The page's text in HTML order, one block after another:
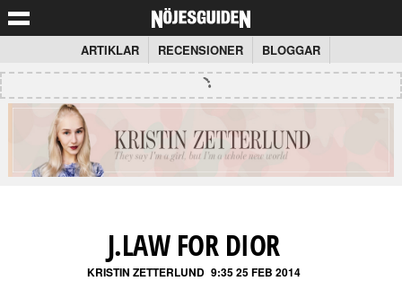
ARTIKLAR RECENSIONER BLOGGAR
J.LAW FOR DIOR
KRISTIN ZETTERLUND 9:35 25 FEB 2014